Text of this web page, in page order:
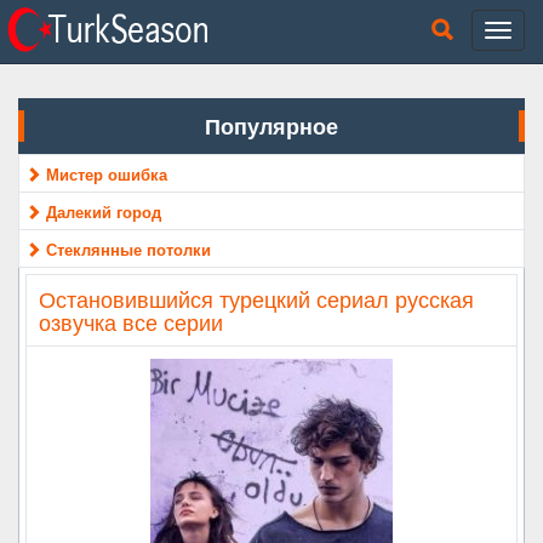
Популярное
Мистер ошибка
Далекий город
Стеклянные потолки
Остановившийся турецкий сериал русская
озвучка все серии